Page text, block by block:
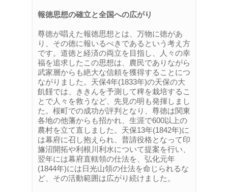
報徳思想の確立と全国への広がり
尊徳が唱えた報徳思想とは、万物に徳があ
り、その徳に報いるべきであるという考え方
です。道徳と経済の両立を目指し、人々の幸
福を追求したこの思想は、農民でありながら
武家層からも絶大な信頼を獲得することにつ
ながりました。天保4年(1833年)の天保の大
飢饉では、ききんを予測して稗を栽培するこ
とで人々を救うなど、先見の明も発揮しまし
た。桜町での成功が評判となり、尊徳は関東
各地の他藩からも招かれ、生涯で600以上の
農村を立て直しました。天保13年(1842年)に
は幕府に召し抱えられ、普請役格となって印
旛沼開拓や利根川利水について提案を行い、
翌年には幕府直轄領の仕法を、弘化元年
(1844年)には日光山領の仕法を命じられるな
ど、その活動範囲は広がり続けました。